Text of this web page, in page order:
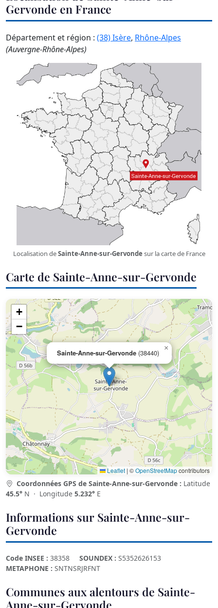
Gervonde en France
Département et région : (38) Isère, Rhône-Alpes
(Auvergne-Rhône-Alpes)
Localisation deSainte-Anne-sur-Gervondesur la carte de France
Carte de Sainte-Anne-sur-Gervonde
Sainte-Anne-sur-Gervonde (38440)
×
+
−
Leaflet | ©OpenStreetMapcontributors
Coordonnées GPS de Sainte-Anne-sur-Gervonde : Latitude
45.5° N · Longitude 5.232° E
Informations sur Sainte-Anne-sur-
Gervonde
Code INSEE : 38358 SOUNDEX : S5352626153
METAPHONE : SNTNSRJRFNT
Communes aux alentours de Sainte-
Anne-sur-Gervonde